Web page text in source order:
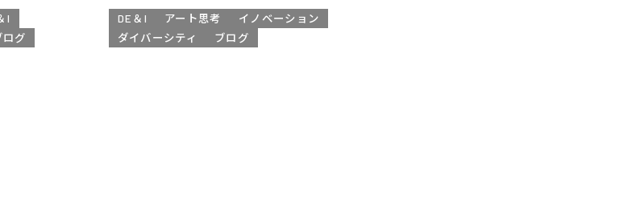
I
ログ
DE＆I アート思考
イノベーション
ダイバーシティ
ブログ